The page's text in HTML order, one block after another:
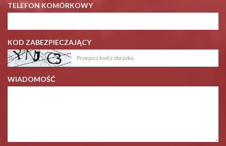
TELEFON KOMÓRKOWY
KOD ZABEZPIECZAJĄCY
WIADOMOŚĆ